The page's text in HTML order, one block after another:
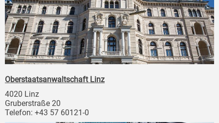
Oberstaatsanwaltschaft Linz
4020 Linz
Gruberstraße 20
Telefon: +43 57 60121-0